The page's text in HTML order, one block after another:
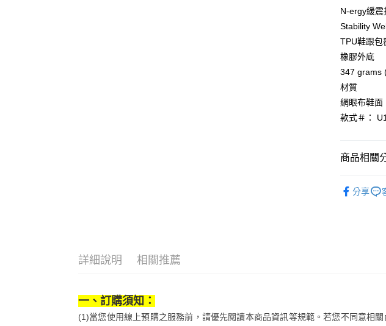
完成交易。
3.實際核准
4.訂單成立
消。如遇「
無法說明評
1.分期款項
醒簡訊。
2.透過簡訊
用戶於交易
款買賣價
資料（包含
用，由本公
【關於「
AFTEE先享
便利好安心
１．簡單
２．便利：
３．安心：
１．於結帳
付」結帳頁
２．訂單成
３．收到繳
絡購買商品
是否繳費成
４．使用「
ATM付款
運送方式
付款後全家
每筆NT$70
付款後7-11
宅配
京站台北
N-ergy緩震
Stability
TPU鞋跟包
橡膠外底
347 grams
材質
網眼布鞋面
款式＃：
商品相關
分享
詳細說明 相關推薦
一、訂購須知：
(1)當您使用線上預購之服務前，請優先閱讀本商品資訊等規範。若您不同意相